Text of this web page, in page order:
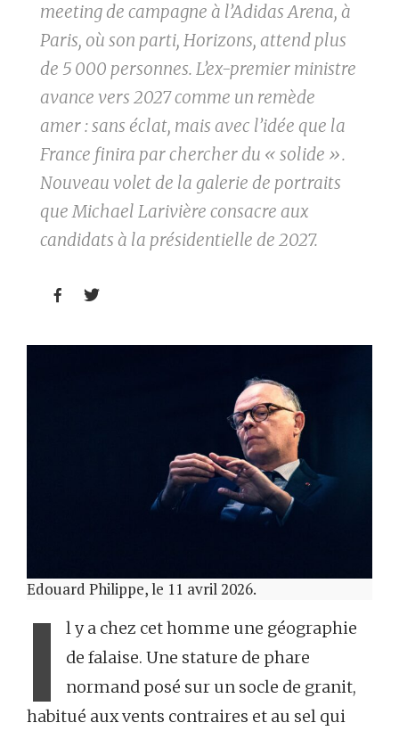
meeting de campagne à l’Adidas Arena, à
Paris, où son parti, Horizons, attend plus
de 5 000 personnes. L’ex-premier ministre
avance vers 2027 comme un remède
amer : sans éclat, mais avec l’idée que la
France finira par chercher du « solide ».
Nouveau volet de la galerie de portraits
que Michael Larivière consacre aux
candidats à la présidentielle de 2027.
 
Edouard Philippe, le 11 avril 2026.
I
l y a chez cet homme une géographie
de falaise. Une stature de phare
normand posé sur un socle de granit,
habitué aux vents contraires et au sel qui